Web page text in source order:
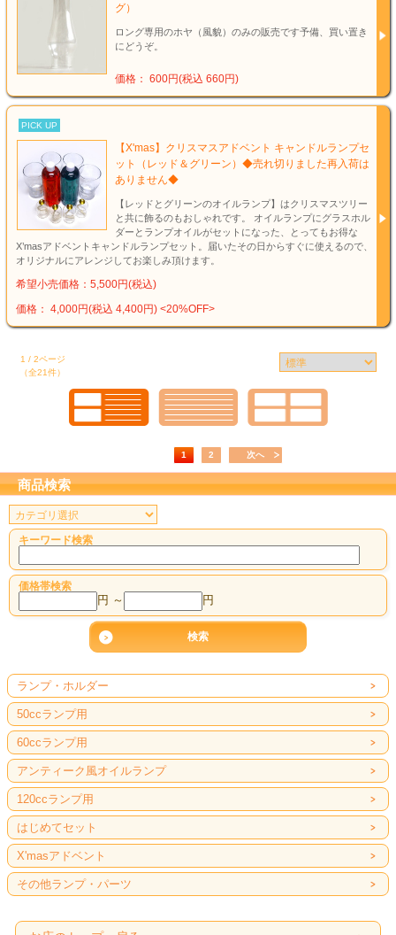
グ）
ロング専用のホヤ（風貌）のみの販売です予備、買い置き
にどうぞ。
価格： 600円(税込 660円)
PICK UP
【X'mas】クリスマスアドベント キャンドルランプセ
ット（レッド＆グリーン）◆売れ切りました再入荷は
ありません◆
【レッドとグリーンのオイルランプ】はクリスマスツリー
と共に飾るのもおしゃれです。 オイルランプにグラスホル
ダーとランプオイルがセットになった、とってもお得な
X’masアドベントキャンドルランプセット。届いたその日からすぐに使えるので、
オリジナルにアレンジしてお楽しみ頂けます。
希望小売価格：5,500円(税込)
価格： 4,000円(税込 4,400円) <20%OFF>
1 / 2ページ
（全21件）
1 2 次へ
商品検索
キーワード検索
価格帯検索
円 ～ 円
ランプ・ホルダー
50ccランプ用
60ccランプ用
アンティーク風オイルランプ
120ccランプ用
はじめてセット
X'masアドベント
その他ランプ・パーツ